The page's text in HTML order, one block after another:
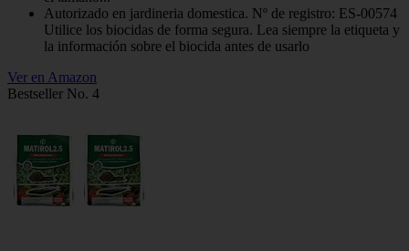
Autorizado en jardineria domestica. Nº de registro: ES-00574
Utilice los biocidas de forma segura. Lea siempre la etiqueta y
la información sobre el biocida antes de usarlo
Ver en Amazon
Bestseller No. 4